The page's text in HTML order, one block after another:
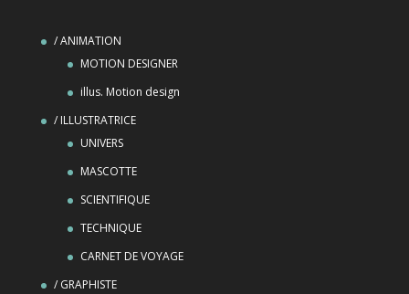
/ ANIMATION
MOTION DESIGNER
illus. Motion design
/ ILLUSTRATRICE
UNIVERS
MASCOTTE
SCIENTIFIQUE
TECHNIQUE
CARNET DE VOYAGE
/ GRAPHISTE